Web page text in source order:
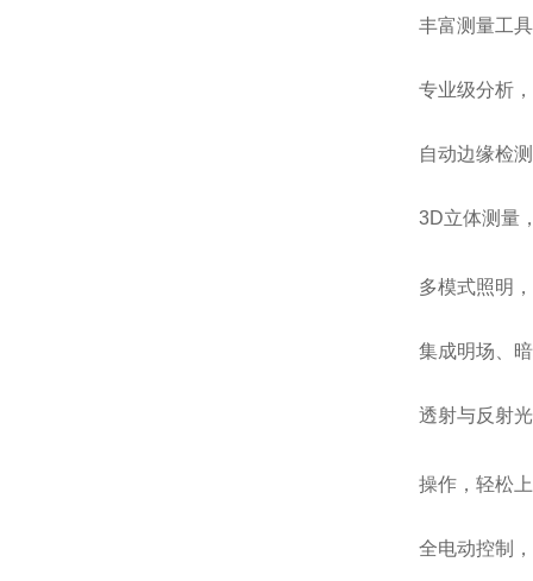
丰富测量工
专业级分析
自动边缘检
3D立体测量
多模式照明
集成明场、
透射与反射
操作，轻松
全电动控制